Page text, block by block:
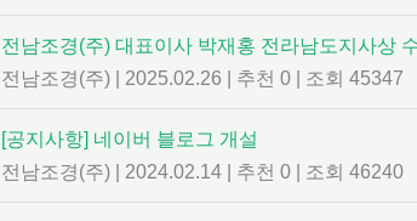
전남조경(주) 대표이사 박재홍 전라남도지사상
전남조경(주)
2025.02.26 추천 0 조회 45347
[공지사항] 네이버 블로그 개설
전남조경(주)
2024.02.14 추천 0 조회 46240